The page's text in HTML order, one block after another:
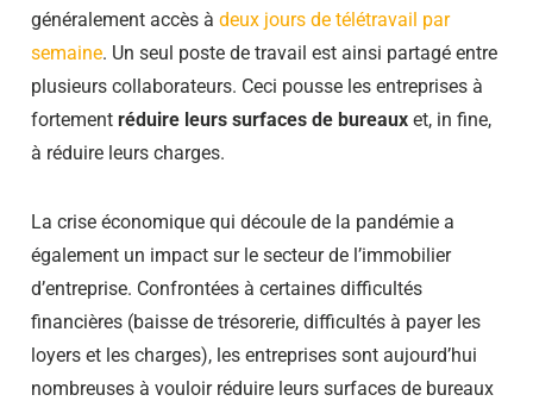
généralement accès à deux jours de télétravail par
semaine. Un seul poste de travail est ainsi partagé entre
plusieurs collaborateurs. Ceci pousse les entreprises à
fortement réduire leurs surfaces de bureaux et, in fine,
à réduire leurs charges.
La crise économique qui découle de la pandémie a
également un impact sur le secteur de l’immobilier
d’entreprise. Confrontées à certaines difficultés
financières (baisse de trésorerie, difficultés à payer les
loyers et les charges), les entreprises sont aujourd’hui
nombreuses à vouloir réduire leurs surfaces de bureaux